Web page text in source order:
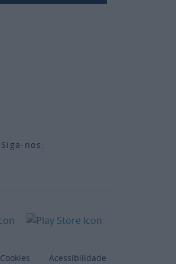
Siga-nos:
Cookies Acessibilidade